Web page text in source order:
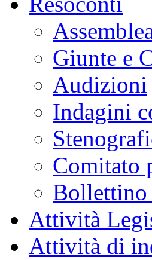
Giunte e
Audizioni
Indagini
Comitato
Attività
Attività di